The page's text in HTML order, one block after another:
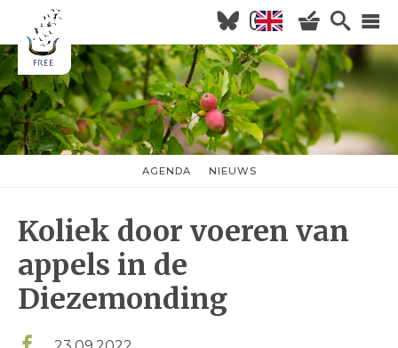
Overslaan
naar
de
inhoud
gaan
Hoofdnavigatie
HOME
NIEUWS
KOM KIJKEN
WILDERNISVLEES
nieuwsmenuAGENDA NIEUWS
Koliek door voeren van
appels in de
Diezemonding